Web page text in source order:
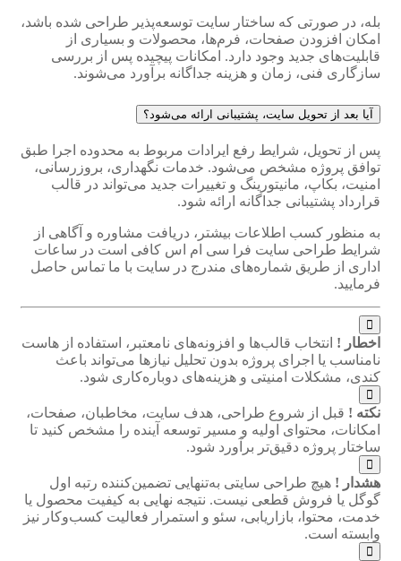
بله، در صورتی که ساختار سایت توسعه‌پذیر طراحی شده باشد،
امکان افزودن صفحات، فرم‌ها، محصولات و بسیاری از
قابلیت‌های جدید وجود دارد. امکانات پیچیده پس از بررسی
سازگاری فنی، زمان و هزینه جداگانه برآورد می‌شوند.
آیا بعد از تحویل سایت، پشتیبانی ارائه می‌شود؟
پس از تحویل، شرایط رفع ایرادات مربوط به محدوده اجرا طبق
توافق پروژه مشخص می‌شود. خدمات نگهداری، بروزرسانی،
امنیت، بکاپ، مانیتورینگ و تغییرات جدید می‌تواند در قالب
قرارداد پشتیبانی جداگانه ارائه شود.
به منظور کسب اطلاعات بیشتر، دریافت مشاوره و آگاهی از
شرایط طراحی سایت فرا سی ام اس کافی است در ساعات
اداری از طریق شماره‌های مندرج در سایت با ما تماس حاصل
فرمایید.
اخطار ! انتخاب قالب‌ها و افزونه‌های نامعتبر، استفاده از هاست
نامناسب یا اجرای پروژه بدون تحلیل نیازها می‌تواند باعث
کندی، مشکلات امنیتی و هزینه‌های دوباره‌کاری شود.
نکته ! قبل از شروع طراحی، هدف سایت، مخاطبان، صفحات،
امکانات، محتوای اولیه و مسیر توسعه آینده را مشخص کنید تا
ساختار پروژه دقیق‌تر برآورد شود.
هشدار ! هیچ طراحی سایتی به‌تنهایی تضمین‌کننده رتبه اول
گوگل یا فروش قطعی نیست. نتیجه نهایی به کیفیت محصول یا
خدمت، محتوا، بازاریابی، سئو و استمرار فعالیت کسب‌وکار نیز
وابسته است.